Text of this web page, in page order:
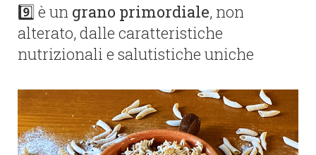
9️⃣ è un grano primordiale, non
alterato, dalle caratteristiche
nutrizionali e salutistiche uniche